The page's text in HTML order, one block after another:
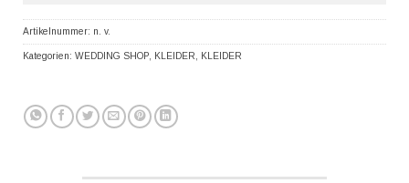
Artikelnummer: n. v.
Kategorien: WEDDING SHOP KLEIDER KLEIDER